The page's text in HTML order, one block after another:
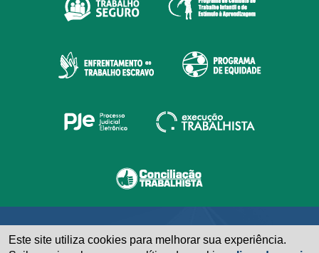
Este site utiliza cookies para melhorar sua experiência.